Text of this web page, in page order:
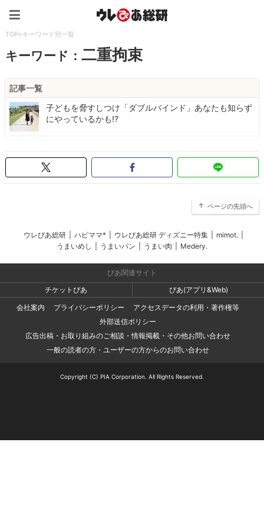
TOP>キーワード別一覧
キーワード：二重拘束
記事一覧
子どもを脅すしつけ「ダブルバインド」あなたも知らず
にやっているかも!?
ページの先頭へ
ウレぴあ総研 ハピママ* ウレぴあ総研 ディズニー特集 mimot.
うまいめし
うまいパン うまい肉 Medery.
ぴあ関連サイト
チケットぴあ
ぴあ(アプリ&Web)
会社案内
プライバシーポリシー
アクセスデータの利用・著作権等
外部送信ポリシー
広告出稿・お取り組みのご相談・情報掲載・その他お問い合わせ
一般の読者の方・ユーザーの方からのお問い合わせ
Copyright (C) PIA Corporation. All Rights Reserved.